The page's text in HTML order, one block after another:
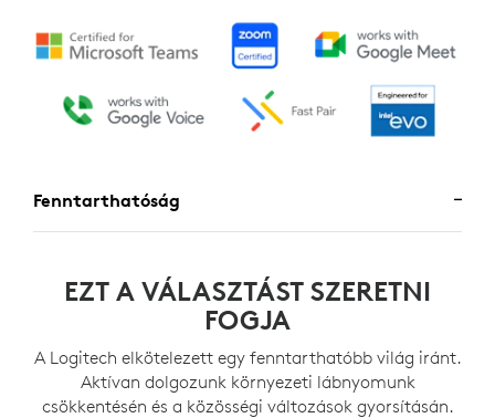
Fenntarthatóság
EZT A VÁLASZTÁST SZERETNI
FOGJA
A Logitech elkötelezett egy fenntarthatóbb világ iránt.
Aktívan dolgozunk környezeti lábnyomunk
csökkentésén és a közösségi változások gyorsításán.